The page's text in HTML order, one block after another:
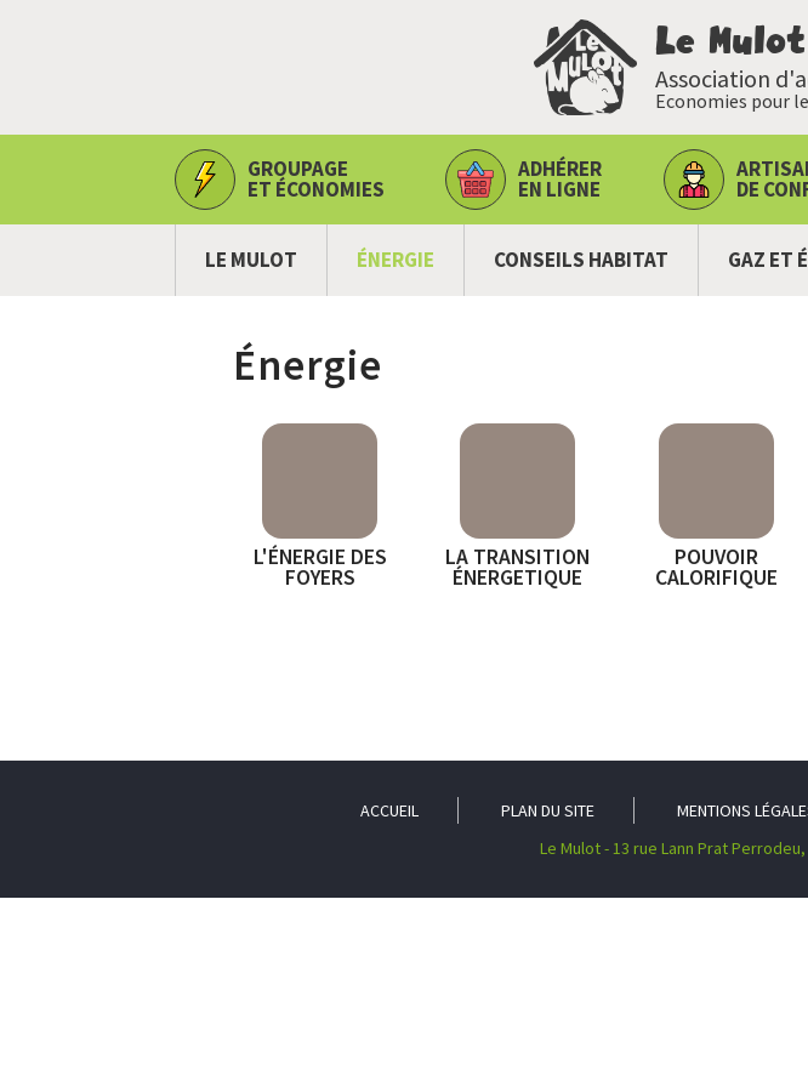
Le Mulot
Association
Economies pour
GROUPAGE
ET ÉCONOMIES
ADHÉRER
EN LIGNE DE
LE MULOT ÉNERGIE CONSEILS HABITAT GAZ ET
Énergie
L'ÉNERGIE DES
FOYERS
LA TRANSITION
ÉNERGETIQUE
POUVOIR
CALORIFIQUE
ACCUEIL PLAN DU SITE MENTIONS
Le Mulot - 13 rue Lann Prat